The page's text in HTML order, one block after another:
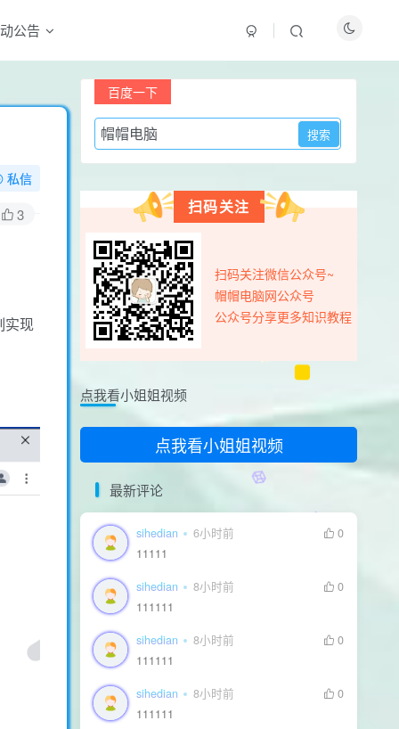
公告
私信
3
实现
最新评论
sihedian
11111
111111
sihedian 8小时前
111111
sihedian 8小时前
111111
用户17326585
怎么一直提示更新
用户77615442
百度一下
扫码关注
扫码关注微信公众号~
帽帽电脑网公众号
公众号分享更多知识教程
点我看小姐姐视频
点我看小姐姐视频
最新评论
sihedian 6小时前
0
11111
sihedian 8小时前
0
111111
sihedian 8小时前
0
111111
sihedian 8小时前
0
111111